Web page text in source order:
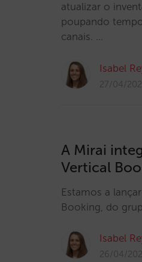
atualizar o
poupando
canais. …
Isabel
27/04/
A Mirai
Vertical
Estamos a
Booking, do
Isabel
26/04/